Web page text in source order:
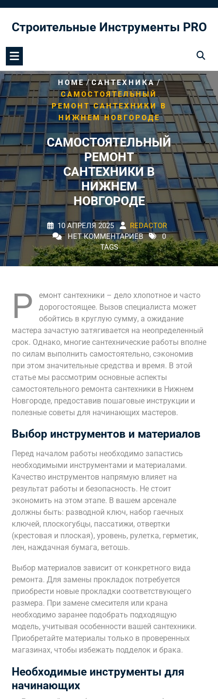
содержимому
Строительные Инструменты PRO
HOME/САНТЕХНИКА/
САМОСТОЯТЕЛЬНЫЙ
РЕМОНТ САНТЕХНИКИ В
НИЖНЕМ НОВГОРОДЕ
САМОСТОЯТЕЛЬНЫЙ
РЕМОНТ
САНТЕХНИКИ В
НИЖНЕМ
НОВГОРОДЕ
10 АПРЕЛЯ 2025
REDACTOR
НЕТ КОММЕНТАРИЕВ
0
TAGS
Р
емонт сантехники – дело хлопотное и часто
дорогостоящее. Вызов специалиста может
обойтись в круглую сумму, а ожидание
мастера зачастую затягивается на неопределенный
срок. Однако, многие сантехнические работы вполне
по силам выполнить самостоятельно, сэкономив
при этом значительные средства и время. В этой
статье мы рассмотрим основные аспекты
самостоятельного ремонта сантехники в Нижнем
Новгороде, предоставив пошаговые инструкции и
полезные советы для начинающих мастеров.
Выбор инструментов и материалов
Перед началом работы необходимо запастись
необходимыми инструментами и материалами.
Качество инструментов напрямую влияет на
результат работы и безопасность. Не стоит
экономить на этом этапе. В вашем арсенале
должны быть: разводной ключ, набор гаечных
ключей, плоскогубцы, пассатижи, отвертки
(крестовая и плоская), уровень, рулетка, герметик,
лен, наждачная бумага, ветошь.
Выбор материалов зависит от конкретного вида
ремонта. Для замены прокладок потребуется
приобрести новые прокладки соответствующего
размера. При замене смесителя или крана
необходимо заранее подобрать подходящую
модель, учитывая особенности вашей сантехники.
Приобретайте материалы только в проверенных
магазинах, чтобы избежать подделок и брака.
Необходимые инструменты для
начинающих